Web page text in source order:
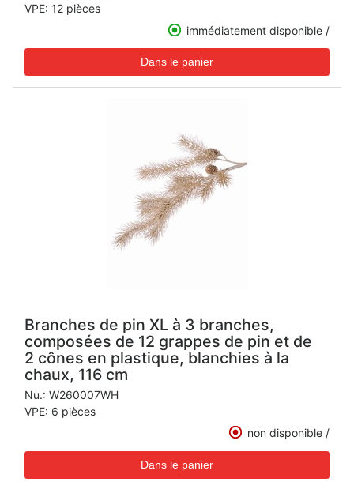
VPE: 12 pièces
immédiatement disponible /
Branches de pin XL à 3 branches,
composées de 12 grappes de pin et de
2 cônes en plastique, blanchies à la
chaux, 116 cm
Nu.: W260007WH
VPE: 6 pièces
non disponible /